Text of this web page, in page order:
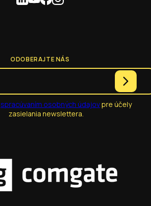
ODOBERAJTE NÁS
spracúvaním osobných údajovpre účely
zasielania newslettera.